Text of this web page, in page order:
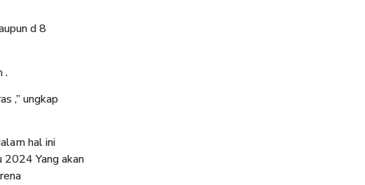
d 8
.
,” ungkap
hal ini
Yang akan